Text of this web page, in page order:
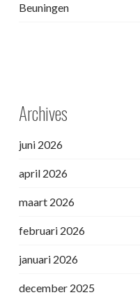
Beuningen
Archives
juni 2026
april 2026
maart 2026
februari 2026
januari 2026
december 2025